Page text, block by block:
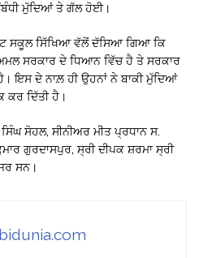
ਮੁੱਦਿਆਂ ਤੇ ਗੱਲ ਹੋਈ।
ਸਕੂਲ ਸਿੱਖਿਆ ਵੱਲੋਂ ਦੱਸਿਆ ਗਿਆ ਕਿ
ਸਰਕਾਰ ਦੇ ਧਿਆਨ ਵਿੱਚ ਹੈ ਤੇ ਸਰਕਾਰ
ਇਸ ਦੇ ਨਾਲ਼ ਹੀ ਉਹਨਾਂ ਨੇ ਬਾਕੀ ਮੁੱਦਿਆਂ
ਕਰ ਦਿੱਤੀ ਹੈ।
ਸੋਹਲ, ਸੀਨੀਅਰ ਮੀਤ ਪ੍ਰਧਾਨ ਸ.
ਗੁਰਦਾਸਪੁਰ, ਸ੍ਰੀ ਦੀਪਕ ਸ਼ਰਮਾ ਸ੍ਰੀ
ਸਨ।